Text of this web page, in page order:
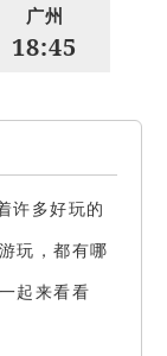
广州
18:45
许多好玩的
玩，都有哪
起来看看